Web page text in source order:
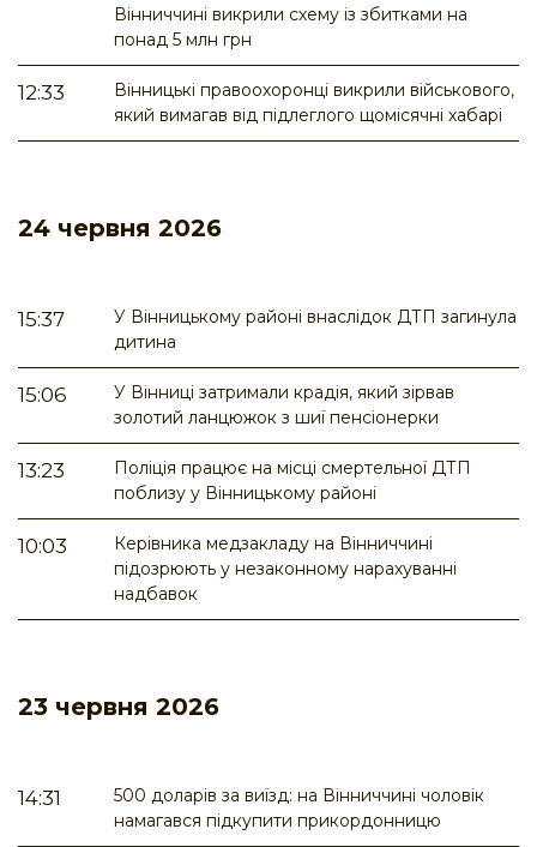
Вінниччині викрили схему із збитками на
понад 5 млн грн
12:33
Вінницькі правоохоронці викрили військового,
який вимагав від підлеглого щомісячні хабарі
24 червня 2026
15:37
У Вінницькому районі внаслідок ДТП загинула
дитина
15:06
У Вінниці затримали крадія, який зірвав
золотий ланцюжок з шиї пенсіонерки
13:23
Поліція працює на місці смертельної ДТП
поблизу у Вінницькому районі
10:03
Керівника медзакладу на Вінниччині
підозрюють у незаконному нарахуванні
надбавок
23 червня 2026
14:31
500 доларів за виїзд: на Вінниччині чоловік
намагався підкупити прикордонницю